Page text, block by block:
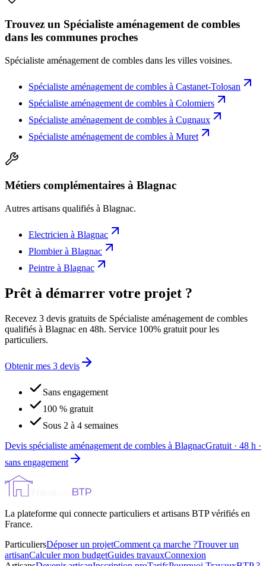
Trouvez un Spécialiste aménagement de combles
dans les communes proches
Spécialiste aménagement de combles dans les villes voisines.
Spécialiste aménagement de combles à Castanet-Tolosan
Spécialiste aménagement de combles à Colomiers
Spécialiste aménagement de combles à Cugnaux
Spécialiste aménagement de combles à Muret
Métiers complémentaires à Blagnac
Autres artisans qualifiés à Blagnac.
Electricien à Blagnac
Plombierà Blagnac
Peintre à Blagnac
Prêt à démarrer votre projet ?
Recevez 3 devis gratuits de Spécialiste aménagement de combles
qualifiés à Blagnac en 48h. Service 100% gratuit pour les
particuliers.
Obtenir mes 3 devis
Sans engagement
100 % gratuit
Sous 2 à 4 semaines
Devis spécialiste aménagement de combles à BlagnacGratuit · 48 h ·
sans engagement
La plateforme qui connecte particuliers et artisans BTP vérifiés en
France.
ParticuliersDéposer un projetComment ça marche ?Trouver un
artisanCalculer mon budgetGuides travauxConnexion